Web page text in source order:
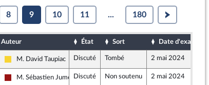
8 9 10 11 ... 180
Auteur État Sort Date d'examen
Libertés, Indépendants, Outre-mer et Territoires
M. David Taupiac Discuté Tombé 2 mai 2024
Gauche démocrate et républicaine - NUPES
M. Sébastien Jumel Discuté Non soutenu 2 mai 2024